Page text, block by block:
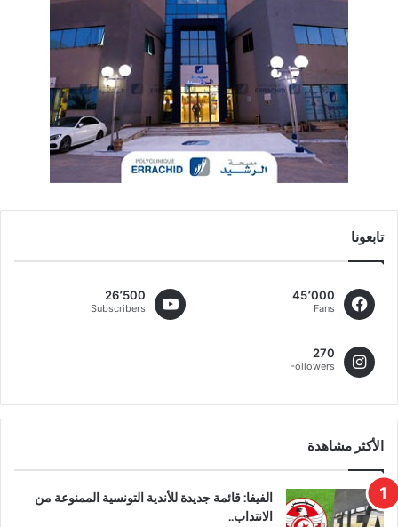
تابعونا
45٬000
Fans
26٬500
Subscribers
270
Followers
الأكثر مشاهدة
الفيفا: قائمة جديدة للأندية التونسية الممنوعة من
الانتداب..